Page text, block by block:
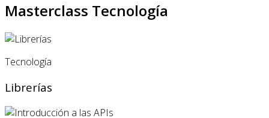
Masterclass Tecnología
Tecnología
Librerías